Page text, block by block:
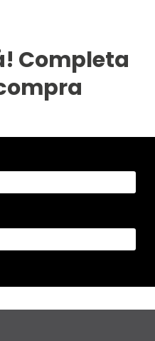
Completa